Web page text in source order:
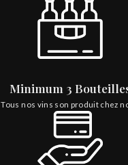
Minimum 3
Tous nos vins son produit chez